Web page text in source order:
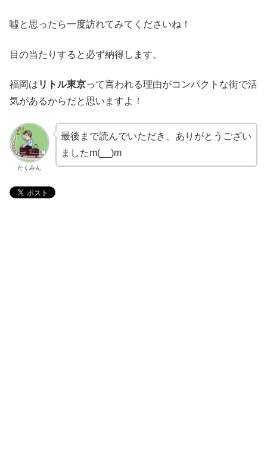
噓と思ったら一度訪れてみてくださいね！
目の当たりすると必ず納得します。
福岡は リトル東京って言われる理由がコンパクトな街で活
気があるからだと思いますよ！
たくみん
最後まで読んでいただき、ありがとうござい
ましたm(__)m